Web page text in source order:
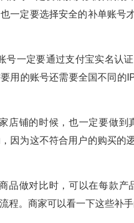
一定要选择安全的补单账号
号一定要通过支付宝实名认
用的账号还需要全国不同的
店铺的时候，也一定要做
因为这不符合用户的购买的
品做对比时，可以在每款
程。商家可以看一下这些补